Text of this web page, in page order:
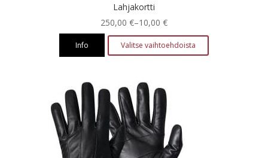
Lahjakortti
10,00 €
–
250,00 €Hintaluokka:
10,00 €
-
Info Valitse vaihtoehdoista
useampi
muunnelma.